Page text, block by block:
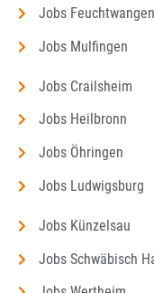
Jobs Feuchtwangen
Jobs Mulfingen
Jobs Crailsheim
Jobs Heilbronn
Jobs Öhringen
Jobs Ludwigsburg
Jobs Künzelsau
Jobs Schwäbisch